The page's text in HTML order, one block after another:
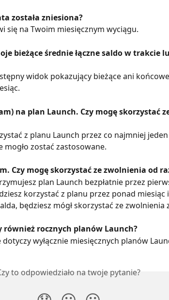
została zniesiona?
się na Twoim miesięcznym wyciągu.
bieżące średnie łączne saldo w trakcie
widok pokazujący bieżące ani
na plan Launch. Czy mogę skorzystać
z planu Launch przez co najmniej
zostać zastosowane.
Czy mogę skorzystać ze zwolnienia od
plan Launch bezpłatnie przez
korzystać z planu przez ponad miesiąc
będziesz mógł skorzystać ze zwolnienia
również rocznych planów Launch?
wyłącznie miesięcznych planów
to odpowiedziało na twoje pytanie?